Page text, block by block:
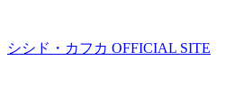
シシド・カフカ OFFICIAL SITE